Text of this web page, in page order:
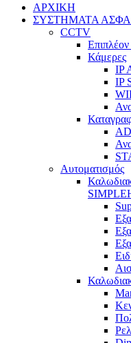
ΑΡΧΙΚΗ
ΣΥΣΤΗΜΑΤΑ
CCTV
Κάμερες
IP
IP
Αυτοματισμός